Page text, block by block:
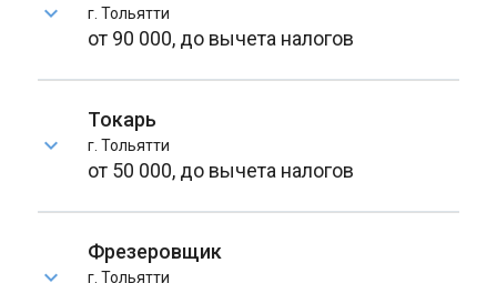
г. Тольятти
от 90 000, до вычета налогов
Токарь
г. Тольятти
от 50 000, до вычета налогов
Фрезеровщик
г. Тольятти